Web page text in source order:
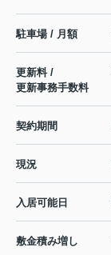
駐車場 / 月額
更新料 /
更新事務手数料
契約期間
現況
入居可能日
敷金積み増し